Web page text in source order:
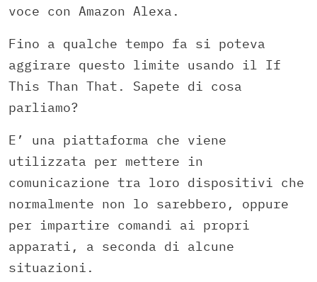
voce con Amazon Alexa.
Fino a qualche tempo fa si poteva
aggirare questo limite usando il If
This Than That. Sapete di cosa
parliamo?
E’ una piattaforma che viene
utilizzata per mettere in
comunicazione tra loro dispositivi che
normalmente non lo sarebbero, oppure
per impartire comandi ai propri
apparati, a seconda di alcune
situazioni.